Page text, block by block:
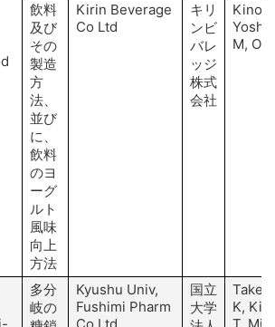
飲料
及び
その
製造
方
法、
並び
に、
飲料
のヨ
ーグ
ルト
風味
向上
方法
Kirin Beverage
Co Ltd
キリ
ンビ
バレ
ッジ
株式
会社
M,
多分
岐の
Kyushu Univ,
Fushimi Pharm
国立
大学
K,